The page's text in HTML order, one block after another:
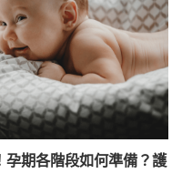
孕期各階段如何準備？護